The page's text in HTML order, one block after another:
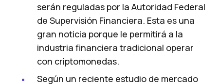
serán reguladas por la Autoridad Federal
de Supervisión Financiera. Esta es una
gran noticia porque le permitirá a la
industria financiera tradicional operar
con criptomonedas.
Según un reciente estudio de mercado